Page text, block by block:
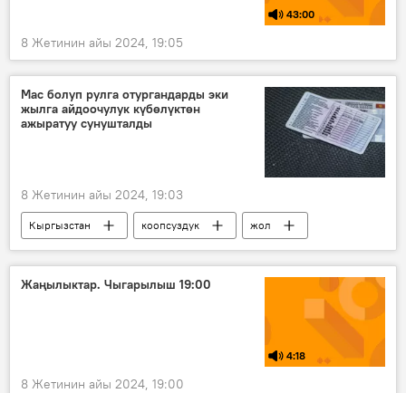
43:00
8 Жетинин айы 2024, 19:05
Мас болуп рулга отургандарды эки
жылга айдоочулук күбөлүктөн
ажыратуу сунушталды
8 Жетинин айы 2024, 19:03
Кыргызстан коопсуздук
жол
эреже
мыйзам
ЖКККББ
айып
мас
Жаңылыктар. Чыгарылыш 19:00
4:18
8 Жетинин айы 2024, 19:00